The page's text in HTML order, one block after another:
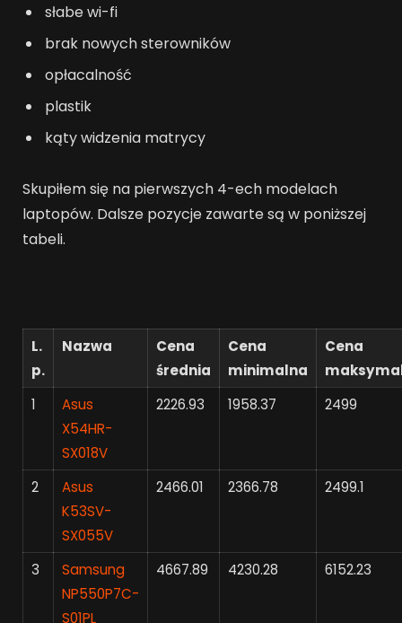
słabe wi-fi
brak nowych sterowników
opłacalność
plastik
kąty widzenia matrycy
Skupiłem się na pierwszych 4-ech modelach
laptopów. Dalsze pozycje zawarte są w poniższej
tabeli.
L.
p.
Nazwa
Cena
średnia
Cena
minimalna
Cena
1
Asus
X54HR-
SX018V
2226.93 1958.37 2499
2
Asus
K53SV-
SX055V
2466.01 2366.78 2499.1
3
Samsung
NP550P7C-
S01PL
4667.89 4230.28 6152.23